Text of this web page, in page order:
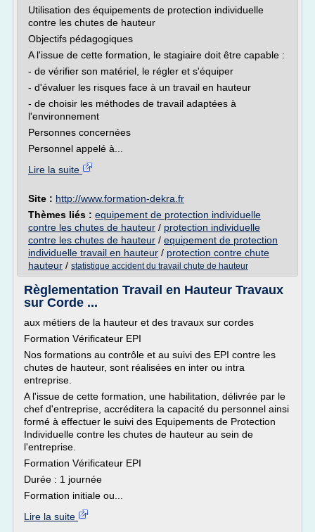
Utilisation des équipements de protection individuelle
contre les chutes de hauteur
Objectifs pédagogiques
A l'issue de cette formation, le stagiaire doit être capable :
- de vérifier son matériel, le régler et s'équiper
- d'évaluer les risques face à un travail en hauteur
- de choisir les méthodes de travail adaptées à
l'environnement
Personnes concernées
Personnel appelé à...
Lire la suite
Site : http://www.formation-dekra.fr
Thèmes liés : equipement de protection individuelle
contre les chutes de hauteur / protection individuelle
contre les chutes de hauteur / equipement de protection
individuelle travail en hauteur / protection contre chute
hauteur / statistique accident du travail chute de hauteur
Règlementation Travail en Hauteur Travaux
sur Corde ...
aux métiers de la hauteur et des travaux sur cordes
Formation Vérificateur EPI
Nos formations au contrôle et au suivi des EPI contre les
chutes de hauteur, sont réalisées en inter ou intra
entreprise.
A l'issue de cette formation, une habilitation, délivrée par le
chef d'entreprise, accréditera la capacité du personnel ainsi
formé à effectuer le suivi des Equipements de Protection
Individuelle contre les chutes de hauteur au sein de
l'entreprise.
Formation Vérificateur EPI
Durée : 1 journée
Formation initiale ou...
Lire la suite